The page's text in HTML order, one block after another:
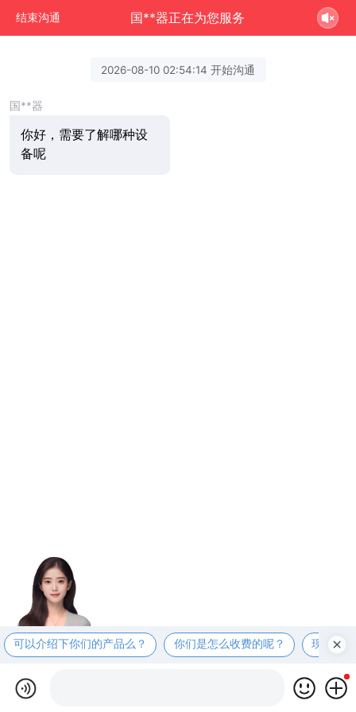
结束沟通 国**器正在为您服务
2026-08-10 02:54:14 开始沟通
国**器
你好，需要了解哪种设
备呢
可以介绍下你们的产品么？ 你们是怎么收费的呢？ 现在有